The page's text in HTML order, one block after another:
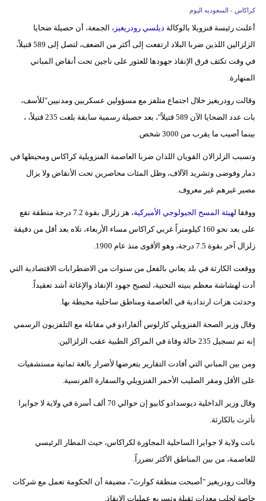
وتكنولوجيا
مدوَّنات
فيديو
سيارات
كراكاس - السعوديه اليوم
أعلنت رئيسة فنزويلا بالوكالة ديلسي رودريغيز ، الجمعة، أن حصيلة ضحايا
الزلزالين اللذين ضربا البلاد ارتفعت إلى أكثر من الضعف، لتصل إلى 589 قتيلاً،
في وقت تكثف فرق الإنقاذ جهودها للعثور على ناجين تحت أنقاض المباني
المنهارة.
وقالت رودريغيز خلال اجتماع متلفز مع مسؤولين عسكريين ومدنيين"للأسف،
بات عدد الضحايا الآن 589 قتيلاً"، بعد حصيلة رسمية سابقة بلغت 235 قتيلاً، ،
بينما أصيب ما يقرب من 3000 شخص.
وتسبب الزلزالان القويان اللذان ضربا العاصمة الفنزويلية كراكاس ومحيطها في
دمار وفوضى وتشريد الآلاف، وظل المئات محاصرين تحت الأنقاض ولا يزال
مصير غيرهم غير معروف.
ووفقا لهيئة المسح الجيولوجي الأميركية
، هز زلزال بقوة 7.2 درجة منطقة تقع
على بعد نحو 160 كيلومتراً غربي كراكاس مساء الأربعاء، تلاه بعد أقل من دقيقة
زلزال آخر بقوة 7.5 درجة، وهو الأقوى منذ عام 1900.
ووقعت الكارثة في بلد يعاني بالفعل من سنوات من الاضطرابات الاقتصادية التي
أدت لهشاشة معظم بنيته التحتية، لتصبح جهود الإنقاذ والإغاثة أشد تعقيداً.
وحدثت هزات ارتدادية في العاصمة ومناطق ساحلية محيطة بها.
وقال وزير الصحة الفنزويلي كارلوس ألفارادو في مقابلة مع التلفزيون الرسمي
إنه تم تسجيل 235 حالة وفاة في المراكز الطبية عقب الزلزالين.
ومن بين المباني التي أفادت التقارير بتعرضها لأضرار بالغة ثمانية مستشفيات
على الأقل ومقر الصليب الأحمر الفنزويلي والسفارة الفرنسية.
وقال وزير الداخلية ديوسدادو كابيو إن حوالي 70 ألف أسرة في ولاية لا جوايرا
تأثرت بالكارثة.
باتت ولاية لا جوايرا الساحلية المجاورة لكراكاس، حيث المطار الرئيسي
للعاصمة، من بين المناطق الأكثر تضرراً.
وقالت رودريغيز "أصبحت منطقة كوارث"، مضيفة أن الحكومة تعمل مع شركات
خاصة لجلب معدات ثقيلة وتسريع عمليات الإنقاذ.